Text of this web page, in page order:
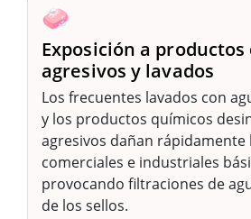
🧼
Exposición a
agresivos y lavados
Los frecuentes lavados con
y los productos químicos
agresivos dañan rápidamente
comerciales e industriales
provocando filtraciones de
de los sellos.